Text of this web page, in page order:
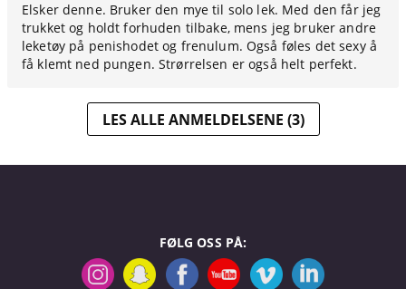
Elsker denne. Bruker den mye til solo lek. Med den får jeg
trukket og holdt forhuden tilbake, mens jeg bruker andre
leketøy på penishodet og frenulum. Også føles det sexy å
få klemt ned pungen. Strørrelsen er også helt perfekt.
LES ALLE ANMELDELSENE (3)
FØLG OSS PÅ: